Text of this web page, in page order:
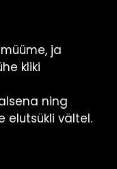
ja
kliki
ning
elutsükli vältel.